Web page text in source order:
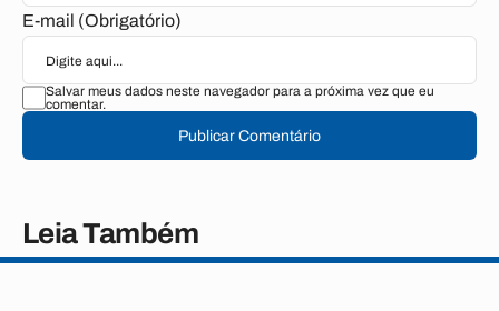
E-mail (Obrigatório)
Salvar meus dados neste navegador para a próxima vez que eu
comentar.
Publicar Comentário
Leia Também